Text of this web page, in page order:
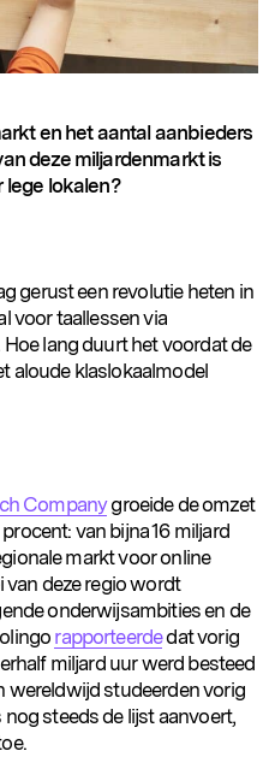
en het aantal aanbieders
deze miljardenmarkt is
lege lokalen?
gerust een revolutie heten in
voor taallessen via
lang duurt het voordat de
aloude klaslokaalmodel
Companygroeide de omzet
van bijna 16 miljard
markt voor online
van deze regio wordt
onderwijsambities en de
rapporteerdedat vorig
miljard uur werd besteed
wereldwijd studeerden vorig
steeds de lijst aanvoert,